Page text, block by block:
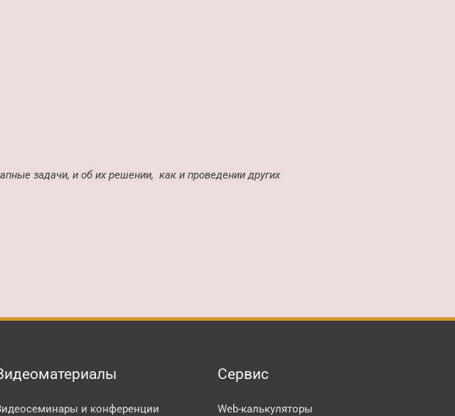
задачи, и об их решении, как и проведении других
и конференции
Сервис
Web-калькуляторы